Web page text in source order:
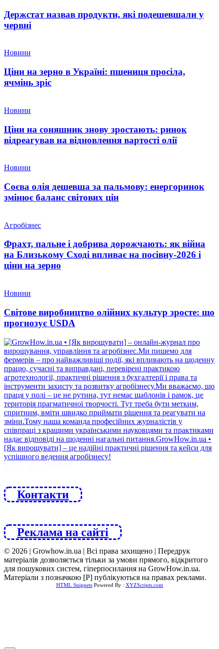
Держстат назвав продукти, які подешевшали у
червні
Новини
Ціни на зерно в Україні: пшениця просіла,
ячмінь зріс
Новини
Ціни на соняшник знову зростають: ринок
відреагував на відновлення вартості олії
Новини
Соєва олія дешевша за пальмову: енергоринок
змінює баланс світових цін
Агробізнес
Фрахт, пальне і добрива дорожчають: як війна
на Близькому Сході впливає на посівну-2026 і
ціни на зерно
Новини
Світове виробництво олійних культур зросте: що
прогнозує USDA
Контакти
Реклама на сайті
© 2026 | Growhow.in.ua | Всі права захищено | Передрук
матеріалів дозволяється тільки за умови прямого, відкритого
для пошукових систем, гіперпосилання на GrowHow.in.ua.
Матеріали з позначкою [Р] публікуються на правах реклами.
HTML SnippetsPowered By : XYZScripts.com